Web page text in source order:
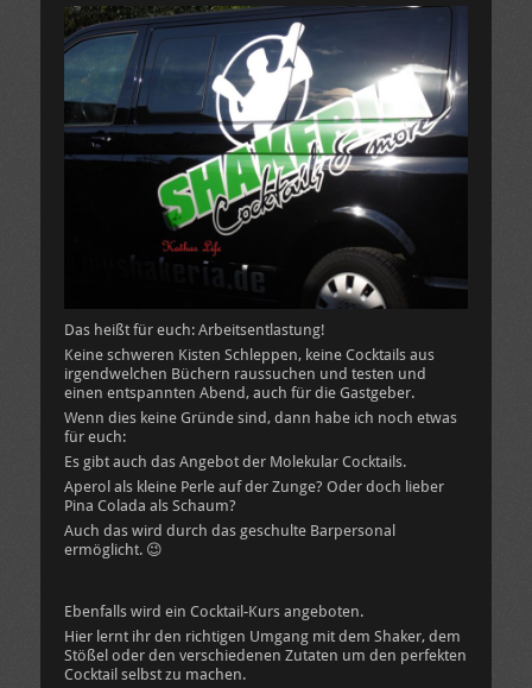
Das heißt für euch: Arbeitsentlastung!
Keine schweren Kisten Schleppen, keine Cocktails aus
irgendwelchen Büchern raussuchen und testen und
einen entspannten Abend, auch für die Gastgeber.
Wenn dies keine Gründe sind, dann habe ich noch etwas
für euch:
Es gibt auch das Angebot der Molekular Cocktails.
Aperol als kleine Perle auf der Zunge? Oder doch lieber
Pina Colada als Schaum?
Auch das wird durch das geschulte Barpersonal
ermöglicht. 😉
Ebenfalls wird ein Cocktail-Kurs angeboten.
Hier lernt ihr den richtigen Umgang mit dem Shaker, dem
Stößel oder den verschiedenen Zutaten um den perfekten
Cocktail selbst zu machen.